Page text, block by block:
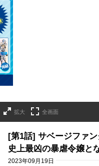
拡大 全画面
[第1話] サベージファ
史上最凶の暴虐令嬢と
2023年09月19日